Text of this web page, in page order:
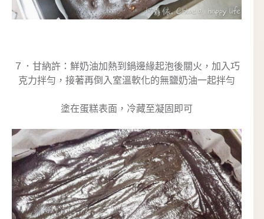
７．甘納許：鮮奶油加熱到鍋邊緣起泡後關火，加入巧
克力拌勻，接著再倒入室溫軟化的無鹽奶油一起拌勻
塗在蛋糕表面，冷藏至凝固即可